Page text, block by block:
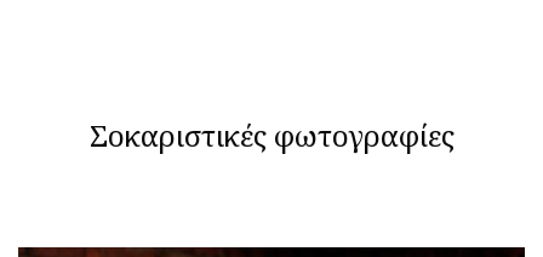
Σοκαριστικές φωτογραφίες